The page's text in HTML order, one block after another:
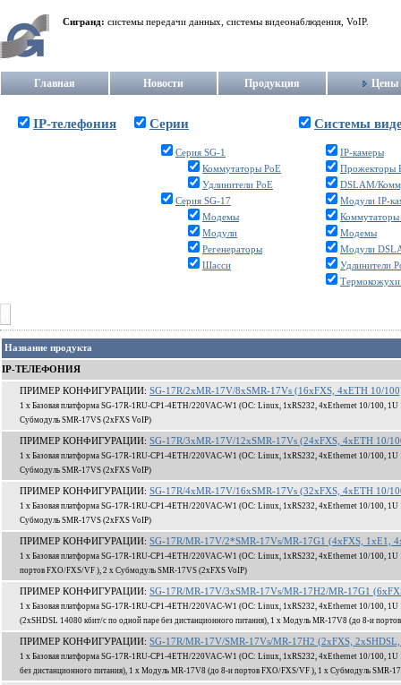
Сигранд: системы передачи данных, системы видеонаблюдения, VoIP.
Главная Новости Продукция Цены
IP-телефония Серии
Серия SG-1
Коммутаторы PoE
Удлинители PoE
Серия SG-17
Модемы
Модули
Регенераторы
Шасси
Системы
IP-камеры
Прожекторы
DSLAM/
Модули IP-
Коммутаторы
Модемы
Модули
Удлинители
Термокожухи
Название продукта
IP-ТЕЛЕФОНИЯ
ПРИМЕР КОНФИГУРАЦИИ: SG-17R/2xMR-17V/8xSMR-17Vs (16xFXS, 4xETH 10/
1 x Базовая платформа SG-17R-1RU-CP1-4ETH/220VAC-W1 (ОС: Linux, 1xRS232, 4xEthernet 10/100,
Субмодуль SMR-17VS (2xFXS VoIP)
ПРИМЕР КОНФИГУРАЦИИ: SG-17R/3xMR-17V/12xSMR-17Vs (24xFXS, 4xETH 10/
1 x Базовая платформа SG-17R-1RU-CP1-4ETH/220VAC-W1 (ОС: Linux, 1xRS232, 4xEthernet 10/100,
Субмодуль SMR-17VS (2xFXS VoIP)
ПРИМЕР КОНФИГУРАЦИИ: SG-17R/4xMR-17V/16xSMR-17Vs (32xFXS, 4xETH 10/
1 x Базовая платформа SG-17R-1RU-CP1-4ETH/220VAC-W1 (ОС: Linux, 1xRS232, 4xEthernet 10/100,
Субмодуль SMR-17VS (2xFXS VoIP)
ПРИМЕР КОНФИГУРАЦИИ: SG-17R/MR-17V/2*SMR-17Vs/MR-17G1 (4xFXS, 1xE1,
1 x Базовая платформа SG-17R-1RU-CP1-4ETH/220VAC-W1 (ОС: Linux, 1xRS232, 4xEthernet 10/100,
портов FXO/FXS/VF ), 2 x Субмодуль SMR-17VS (2xFXS VoIP)
ПРИМЕР КОНФИГУРАЦИИ: SG-17R/MR-17V/3xSMR-17Vs/MR-17H2/MR-17G1
1 x Базовая платформа SG-17R-1RU-CP1-4ETH/220VAC-W1 (ОС: Linux, 1xRS232, 4xEthernet 10/100,
(2xSHDSL 14080 кбит/c по одной паре без дистанционного питания), 1 x Модуль MR-17V8 (до 8-и
ПРИМЕР КОНФИГУРАЦИИ: SG-17R/MR-17V/SMR-17Vs/MR-17H2 (2xFXS,
1 x Базовая платформа SG-17R-1RU-CP1-4ETH/220VAC-W1 (ОС: Linux, 1xRS232, 4xEthernet 10/100,
без дистанционного питания), 1 x Модуль MR-17V8 (до 8-и портов FXO/FXS/VF ), 1 x Субмодуль SMR-